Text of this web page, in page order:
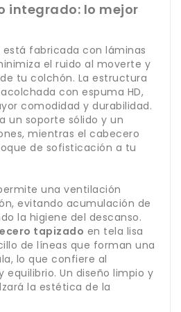
integrado: lo mejor
está fabricada con láminas
el ruido al moverte y
tu colchón. La estructura
con espuma HD,
comodidad y durabilidad.
un soporte sólido y un
mientras el cabecero
de sofisticación a tu
una ventilación
evitando acumulación de
la higiene del descanso.
tapizado en tela lisa
de líneas que forman una
lo que confiere al
Un diseño limpio y
la estética de la